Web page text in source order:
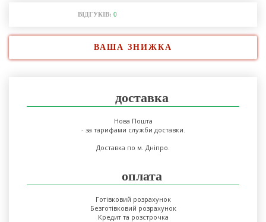
ВІДГУКІВ: 0
ВАША ЗНИЖКА
доставка
Нова Пошта
- за тарифами служби доставки.
Доставка по м. Дніпро.
оплата
Готівковий розрахунок
Безготівковий розрахунок
Кредит та розстрочка